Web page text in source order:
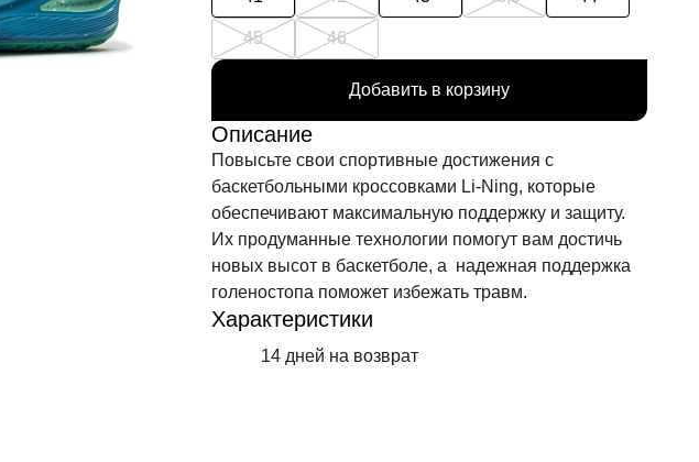
45 46
Добавить в корзину
Описание
Повысьте свои спортивные достижения с
баскетбольными кроссовками Li-Ning, которые
обеспечивают максимальную поддержку и защиту.
Их продуманные технологии помогут вам достичь
новых высот в баскетболе, а надежная поддержка
голеностопа поможет избежать травм.
Характеристики
14 дней на возврат